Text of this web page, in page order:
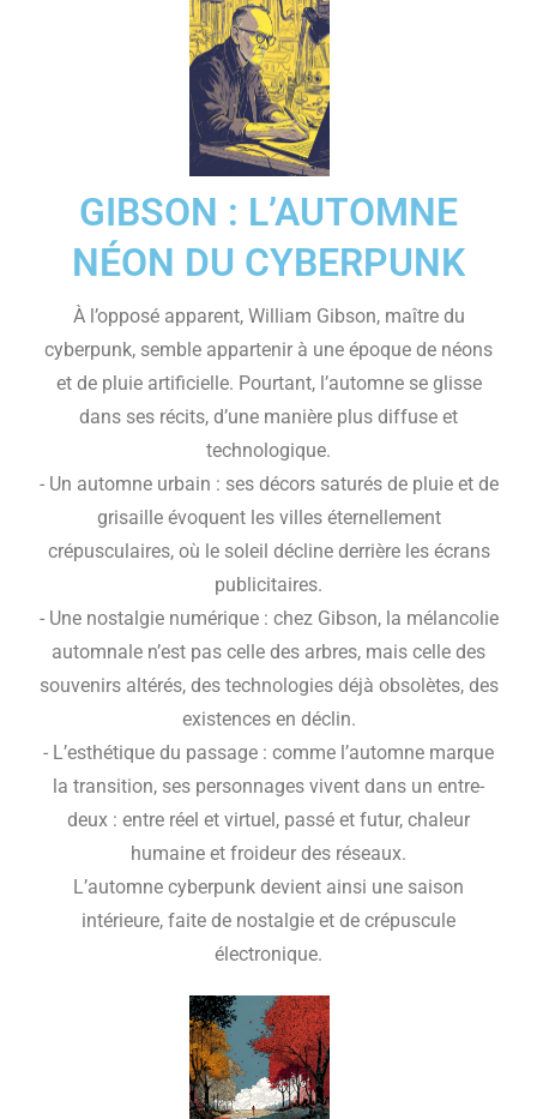
GIBSON : L’AUTOMNE
NÉON DU CYBERPUNK
À l’opposé apparent, William Gibson, maître du
cyberpunk, semble appartenir à une époque de néons
et de pluie artificielle. Pourtant, l’automne se glisse
dans ses récits, d’une manière plus diffuse et
technologique.
- Un automne urbain : ses décors saturés de pluie et de
grisaille évoquent les villes éternellement
crépusculaires, où le soleil décline derrière les écrans
publicitaires.
- Une nostalgie numérique : chez Gibson, la mélancolie
automnale n’est pas celle des arbres, mais celle des
souvenirs altérés, des technologies déjà obsolètes, des
existences en déclin.
- L’esthétique du passage : comme l’automne marque
la transition, ses personnages vivent dans un entre-
deux : entre réel et virtuel, passé et futur, chaleur
humaine et froideur des réseaux.
L’automne cyberpunk devient ainsi une saison
intérieure, faite de nostalgie et de crépuscule
électronique.